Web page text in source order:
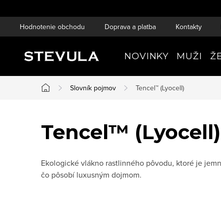
na
Hodnotenie obchodu Doprava a platba Kontakty
NOVINKY MUŽI
Domov
Slovník pojmov Tencel™ (Lyocell)
Tencel™ (Lyocell)
Ekologické vlákno rastlinného pôvodu, ktoré je
čo pôsobí luxusným dojmom.